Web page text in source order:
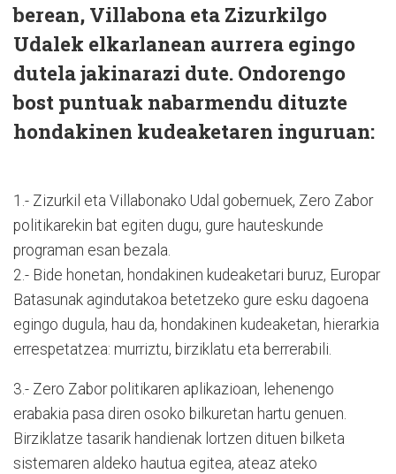
berean, Villabona eta Zizurkilgo
Udalek elkarlanean aurrera egingo
dutela jakinarazi dute. Ondorengo
bost puntuak nabarmendu dituzte
hondakinen kudeaketaren inguruan:
1.- Zizurkil eta Villabonako Udal gobernuek, Zero Zabor
politikarekin bat egiten dugu, gure hauteskunde
programan esan bezala.
2.- Bide honetan, hondakinen kudeaketari buruz, Europar
Batasunak agindutakoa betetzeko gure esku dagoena
egingo dugula, hau da, hondakinen kudeaketan, hierarkia
errespetatzea: murriztu, birziklatu eta berrerabili.
3.- Zero Zabor politikaren aplikazioan, lehenengo
erabakia pasa diren osoko bilkuretan hartu genuen.
Birziklatze tasarik handienak lortzen dituen bilketa
sistemaren aldeko hautua egitea, ateaz ateko